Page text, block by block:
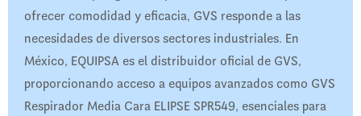
ofrecer comodidad y eficacia, GVS responde a las
necesidades de diversos sectores industriales. En
México, EQUIPSA es el distribuidor oficial de GVS,
proporcionando acceso a equipos avanzados como GVS
Respirador Media Cara ELIPSE SPR549, esenciales para